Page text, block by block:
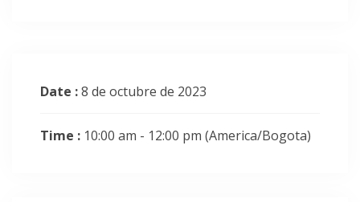
Date :8 de octubre de 2023
Time : 10:00 am - 12:00 pm (America/Bogota)